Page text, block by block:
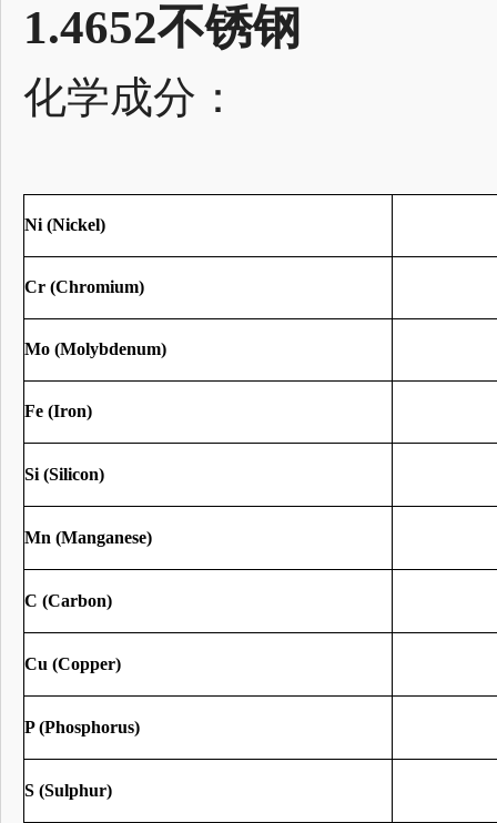
1.4652不锈钢
化学成分：
Ni (Nickel)
Cr (Chromium)
Mo (Molybdenum)
Fe (Iron)
Si (Silicon)
Mn (Manganese)
C (Carbon)
Cu (Copper)
P (Phosphorus)
S (Sulphur)